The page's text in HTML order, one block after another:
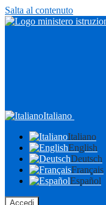
Salta al contenuto
Italiano
Italiano
English
Deutsch
Français
Español
Accedi